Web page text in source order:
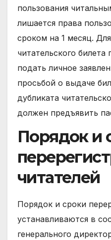
пользования
лишается права
сроком на 1 месяц.
читательского билета
подать личное
просьбой о выдаче
дубликата
должен предъявить
Порядок и
читателей
Порядок и сроки
устанавливаются в
генерального